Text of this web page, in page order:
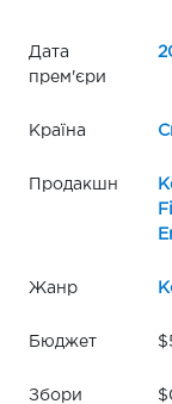
Дата
прем'єри
Країна
Продакшн
Жанр
Бюджет
Збори